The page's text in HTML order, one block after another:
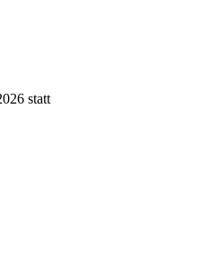
statt